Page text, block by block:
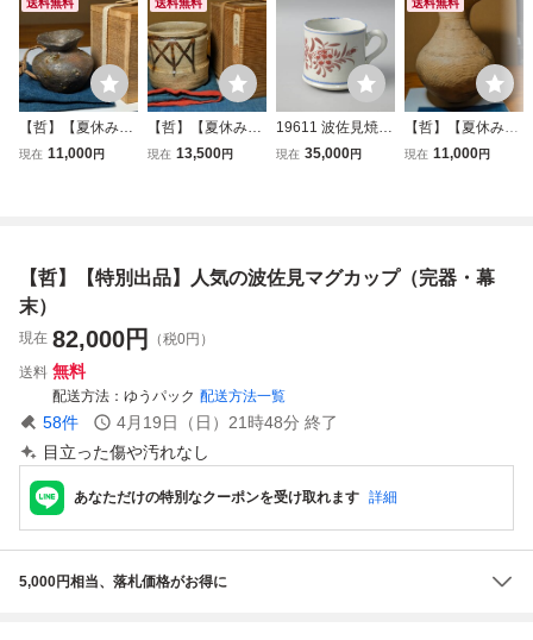
送料無料
【哲】【夏休み特
別出品】可愛らし
現在 11,000円
送料無料
【哲】【夏休み特
別出品】迫力絵付
現在 13,500円
19611 波佐見焼
マグカップ 江戸時
現在 35,000円
送料無料
【哲】【夏休み特
別出品】条痕文の
現在 11,000円
【哲】【特別出品】人気の波佐見マグカップ（完器・幕
末）
現在 82,000円
（税0円）
送料 無料
配送方法 ゆうパック 配送方法一覧
58件 4月19日（日）21時48分 終了
目立った傷や汚れなし
あなただけの特別なクーポンを受け取れます 詳細
5,000円相当、落札価格がお得に